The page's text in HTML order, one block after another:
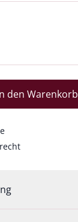
den Warenkorb